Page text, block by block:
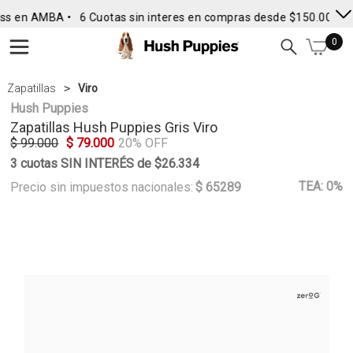
en AMBA • 6 Cuotas sin interes en compras desde $150.000 •
0
Zapatillas Viro
Hush Puppies
Zapatillas Hush Puppies Gris Viro
$ 99.000 $ 79.000 20% OFF
3 cuotas SIN INTERÉS de $26.334
Precio sin impuestos nacionales: $ 65289 TEA: 0%